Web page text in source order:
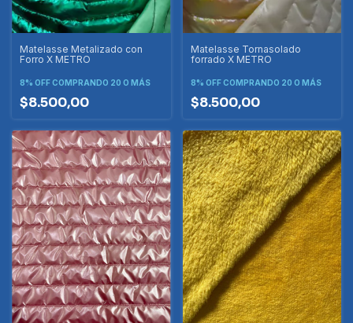
Matelasse Metalizado con
Forro X METRO
8% OFFCOMPRANDO 20 O MÁS
$8.500,00
Matelasse Tornasolado
forrado X METRO
8% OFF COMPRANDO 20 O MÁS
$8.500,00